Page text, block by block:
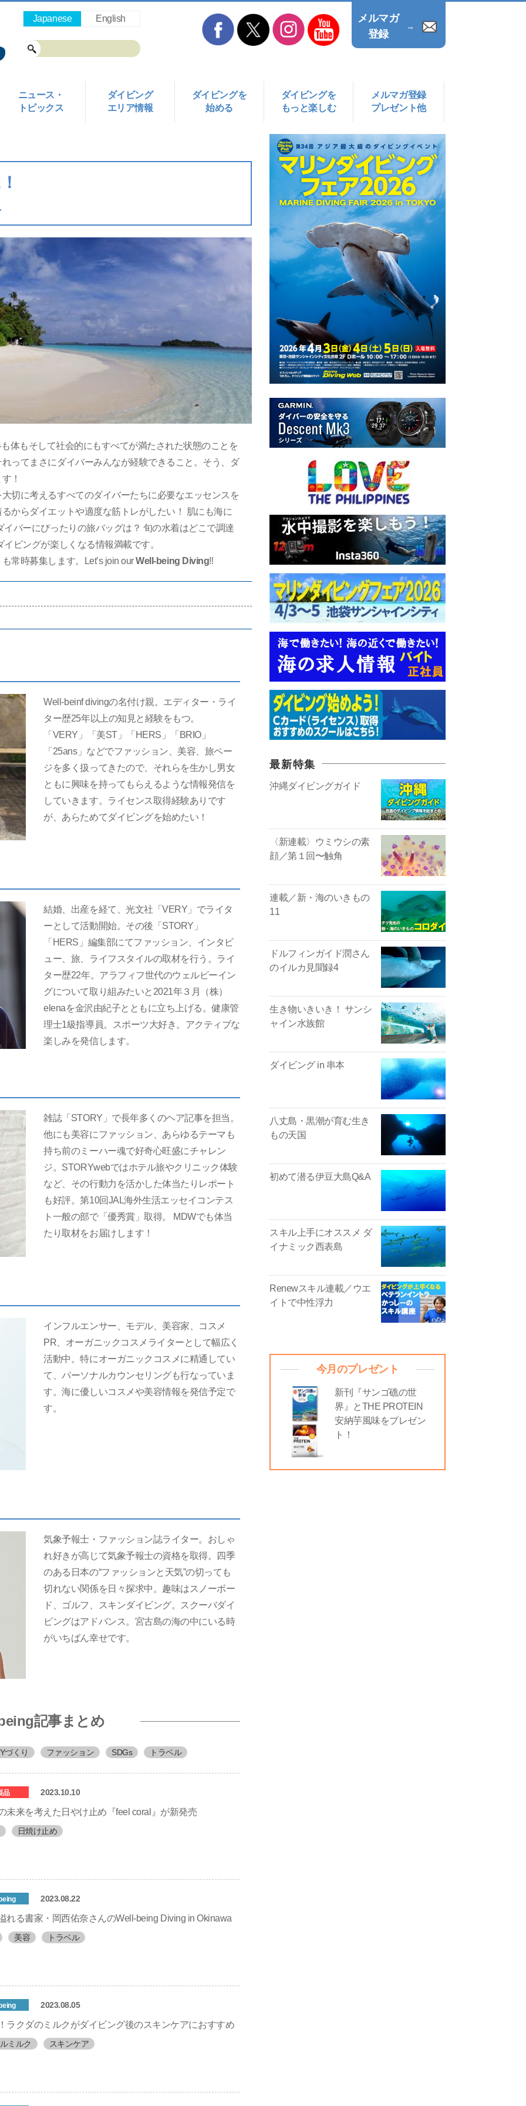
ニュース・
トピックス
ダイビング
エリア情報
ダイビングを
始める
ダイビングを
もっと楽しむ
メルマガ登録
プレゼント他
メルマガ
登録
→
Japanese English
体もそして社会的にもすべてが満たされた状態のことを
ってまさにダイバーみんなが経験できること。そう、ダ
！
切に考えるすべてのダイバーたちに必要なエッセンスを
からダイエットや適度な筋トレがしたい！ 肌にも海に
バーにぴったりの旅バッグは？ 旬の水着はどこで調達
ビングが楽しくなる情報満載です。
常時募集します。Let’s join ourWell-being Diving‼
Well-beinf divingの名付け親。エディター・ライ
ター歴25年以上の知見と経験をもつ。
「VERY」「美ST」「HERS」「BRIO」
「25ans」などでファッション、美容、旅ペー
ジを多く扱ってきたので、それらを生かし男女
ともに興味を持ってもらえるような情報発信を
していきます。ライセンス取得経験ありです
が、あらためてダイビングを始めたい！
結婚、出産を経て、光文社「VERY」でライタ
ーとして活動開始。その後「STORY」
「HERS」編集部にてファッション、インタビ
ュー、旅、ライフスタイルの取材を行う。ライ
ター歴22年。アラフィフ世代のウェルビーイン
グについて取り組みたいと2021年３月（株）
elenaを金沢由紀子とともに立ち上げる。健康管
理士1級指導員。スポーツ大好き。アクティブな
楽しみを発信します。
雑誌「STORY」で長年多くのヘア記事を担当。
他にも美容にファッション、あらゆるテーマも
持ち前のミーハー魂で好奇心旺盛にチャレン
ジ。STORYwebではホテル旅やクリニック体験
など、その行動力を活かした体当たりレポート
も好評。第10回JAL海外生活エッセイコンテス
ト一般の部で「優秀賞」取得。 MDWでも体当
たり取材をお届けします！
インフルエンサー、モデル、美容家、コスメ
PR、オーガニックコスメライターとして幅広く
活動中。特にオーガニックコスメに精通してい
て、パーソナルカウンセリングも行なっていま
す。海に優しいコスメや美容情報を発信予定で
す。
気象予報士・ファッション誌ライター。おしゃ
れ好きが高じて気象予報士の資格を取得。四季
のある日本の“ファッションと天気”の切っても
切れない関係を日々探求中。趣味はスノーボー
ド、ゴルフ、スキンダイビング。スクーバダイ
ビングはアドバンス。宮古島の海の中にいる時
がいちばん幸せです。
記事まとめ
づくり ファッション SDGs トラベル
品 2023.10.10
未来を考えた日やけ止め『feel coral』が新発売
日焼け止め
2023.08.22
れる書家・岡西佑奈さんのWell-being Diving in Okinawa
美容 トラベル
2023.08.05
ラクダのミルクがダイビング後のスキンケアにおすすめ
ミルク スキンケア
最新特集
沖縄ダイビングガイド
〈新連載〉ウミウシの素
顔／第１回〜触角
連載／新・海のいきもの
11
ドルフィンガイド潤さん
のイルカ見聞録4
生き物いきいき！ サンシ
ャイン水族館
ダイビング in 串本
八丈島・黒潮が育む生き
もの天国
初めて潜る伊豆大島Q&A
スキル上手にオススメ ダ
イナミック西表島
Renewスキル連載／ウエ
イトで中性浮力
今月のプレゼント
新刊『サンゴ礁の世
界』とTHE PROTEIN
安納芋風味をプレゼン
ト！